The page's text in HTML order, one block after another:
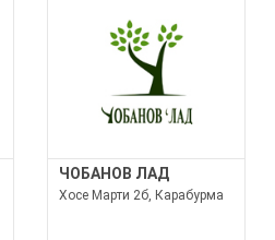
ЧОБАНОВ ЛАД
Хосе Марти 2б, Карабурма